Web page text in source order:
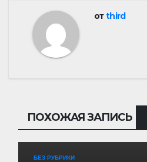
отthird
ПОХОЖАЯ ЗАПИСЬ
БЕЗ РУБРИКИ